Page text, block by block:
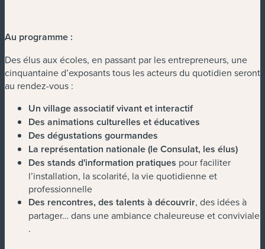
Au programme :
Des élus aux écoles, en passant par les entrepreneurs, une
cinquantaine d’exposants tous les acteurs du quotidien seront
au rendez-vous :
Un village associatif vivant et interactif
Des animations culturelles et éducatives
Des dégustations gourmandes
La représentation nationale (le Consulat, les élus)
Des stands d'information pratiques pour faciliter
l’installation, la scolarité, la vie quotidienne et
professionnelle
Des rencontres, des talents à découvrir, des idées à
partager… dans une ambiance chaleureuse et conviviale
.